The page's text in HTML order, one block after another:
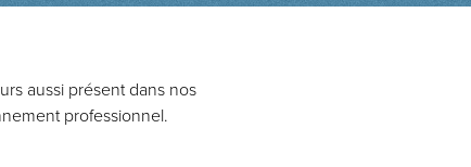
aussi présent dans nos
professionnel.